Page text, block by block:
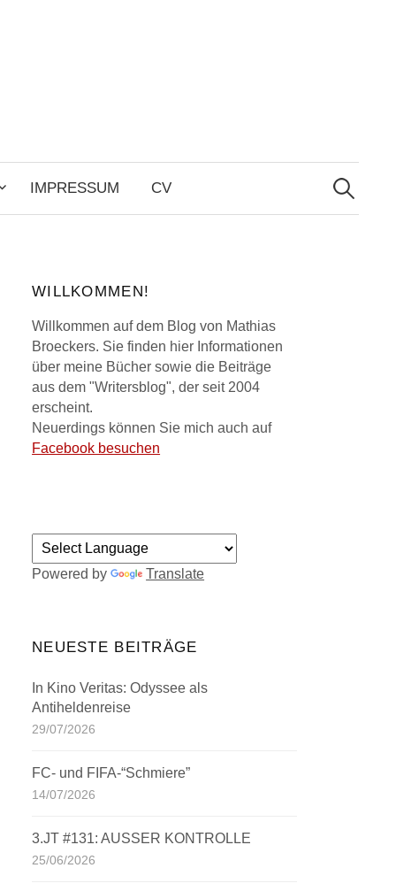
IMPRESSUM CV
Search
for:
WILLKOMMEN!
Willkommen auf dem Blog von Mathias
Broeckers. Sie finden hier Informationen
über meine Bücher sowie die Beiträge
aus dem "Writersblog", der seit 2004
erscheint.
Neuerdings können Sie mich auch auf
Facebook besuchen
Powered by Translate
NEUESTE BEITRÄGE
In Kino Veritas: Odyssee als
Antiheldenreise
29/07/2026
FC- und FIFA-“Schmiere”
14/07/2026
3.JT #131: AUSSER KONTROLLE
25/06/2026